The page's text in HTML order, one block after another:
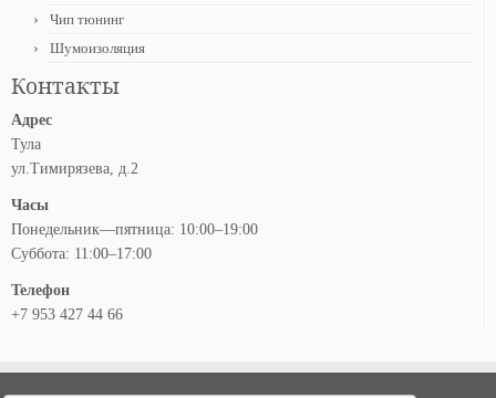
Чип тюнинг
Шумоизоляция
Контакты
Адрес
Тула
ул.Тимирязева, д.2
Часы
Понедельник—пятница: 10:00–19:00
Суббота: 11:00–17:00
Телефон
+7 953 427 44 66